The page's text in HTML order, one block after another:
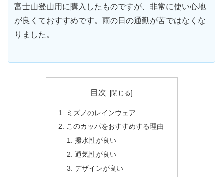
富士山登山用に購入したものですが、非常に使い心地
が良くておすすめです。雨の日の通勤が苦ではなくな
りました。
目次
ミズノのレインウェア
このカッパをおすすめする理由
撥水性が良い
通気性が良い
デザインが良い